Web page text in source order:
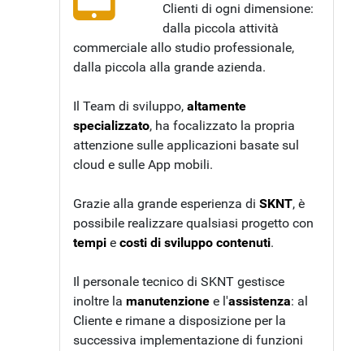
Clienti di ogni dimensione:
dalla piccola attività
commerciale allo studio professionale,
dalla piccola alla grande azienda.
Il Team di sviluppo, altamente
specializzato, ha focalizzato la propria
attenzione sulle applicazioni basate sul
cloud e sulle App mobili.
Grazie alla grande esperienza di SKNT, è
possibile realizzare qualsiasi progetto con
tempi e costi di sviluppo contenuti.
Il personale tecnico di SKNT gestisce
inoltre la manutenzione e l'assistenza: al
Cliente e rimane a disposizione per la
successiva implementazione di funzioni